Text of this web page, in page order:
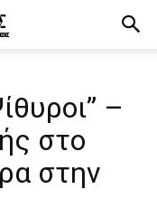
–
στο
στην